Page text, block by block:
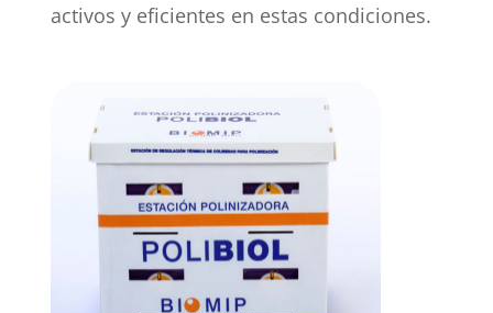
activos y eficientes en estas condiciones.